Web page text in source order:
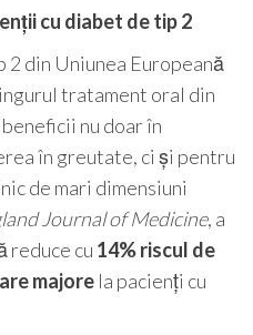
cu diabet de tip 2
2 din Uniunea Europeană
tratament oral din
nu doar în
în greutate, ci și pentru
de mari dimensiuni
Journal of Medicine, a
reduce cu 14% riscul de
majore la pacienți cu